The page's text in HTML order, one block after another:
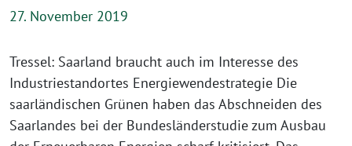
27. November 2019
Tressel: Saarland braucht auch im Interesse des
Industriestandortes Energiewendestrategie Die
saarländischen Grünen haben das Abschneiden des
Saarlandes bei der Bundesländerstudie zum Ausbau